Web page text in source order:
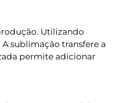
Utilizando
sublimação transfere a
permite adicionar